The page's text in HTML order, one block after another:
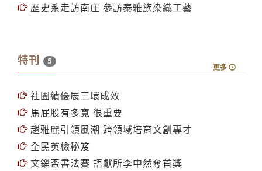
歷史系走訪南庄 參訪泰雅族染織工藝
特刊 5
更多
社團績優展三環成效
馬屁股有多寬 很重要
趙雅麗引領風潮 跨領域培育文創專才
全民英檢秘笈
文錙盃書法賽 語獻所李中然奪首獎